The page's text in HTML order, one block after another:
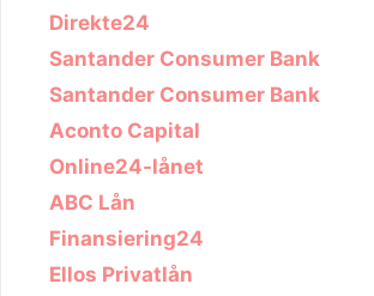
Direkte24
Santander Consumer Bank
Santander Consumer Bank
Aconto Capital
Online24-lånet
ABC Lån
Finansiering24
Ellos Privatlån